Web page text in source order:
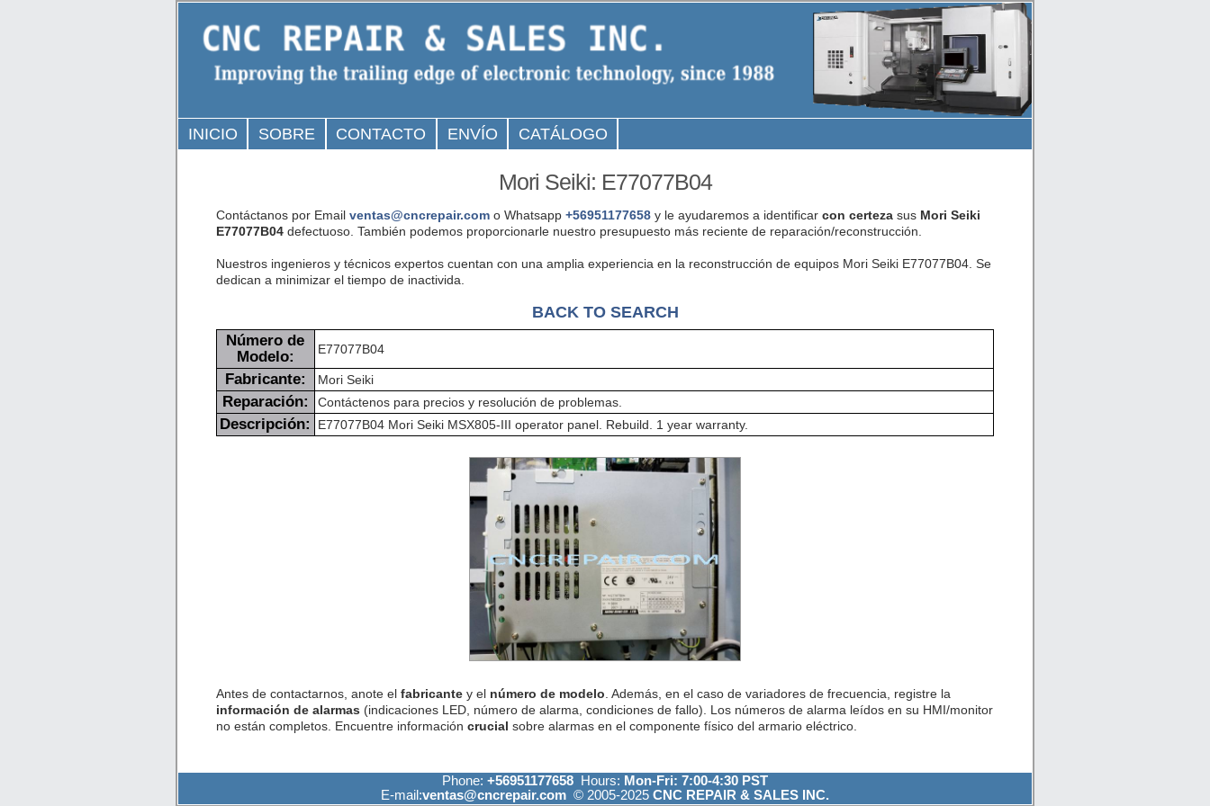
INICIO SOBRE CONTACTO ENVÍO CATÁLOGO
Mori Seiki: E77077B04
Contáctanos por Email ventas@cncrepair.como Whatsapp +56951177658y le ayudaremos a identificar con certezasus Mori Seiki
E77077B04defectuoso. También podemos proporcionarle nuestro presupuesto más reciente de reparación/reconstrucción.
Nuestros ingenieros y técnicos expertos cuentan con una amplia experiencia en la reconstrucción de equipos Mori Seiki E77077B04. Se
dedican a minimizar el tiempo de inactivida.
BACK TO SEARCH
Número de
Modelo:
E77077B04
Fabricante: Mori Seiki
Reparación: Contáctenos para precios y resolución de problemas.
Descripción: E77077B04 Mori Seiki MSX805-III operator panel. Rebuild. 1 year warranty.
Antes de contactarnos, anote el fabricantey el número de modelo . Además, en el caso de variadores de frecuencia, registre la
información de alarmas (indicaciones LED, número de alarma, condiciones de fallo). Los números de alarma leídos en su HMI/monitor
no están completos. Encuentre información crucial sobre alarmas en el componente físico del armario eléctrico.
Phone: +56951177658 Hours: Mon-Fri: 7:00-4:30 PST
E-mail:ventas@cncrepair.com © 2005-2025 CNC REPAIR & SALES INC.